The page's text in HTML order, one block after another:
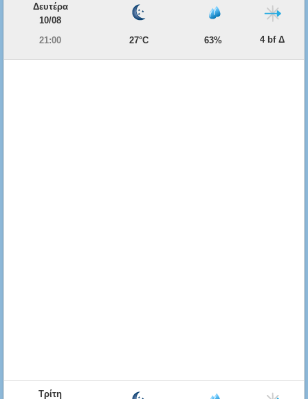
Δευτέρα
10/08
21:00
27°C 63% 4 bf Δ
Τρίτη